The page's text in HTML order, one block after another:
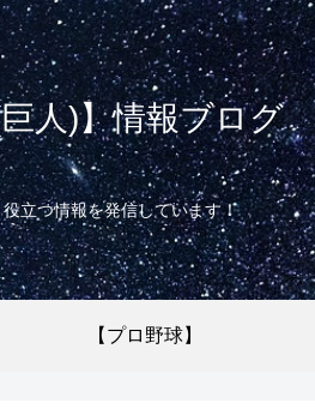
人)】情報ブログ
立つ情報を発信しています！
【プロ野球】